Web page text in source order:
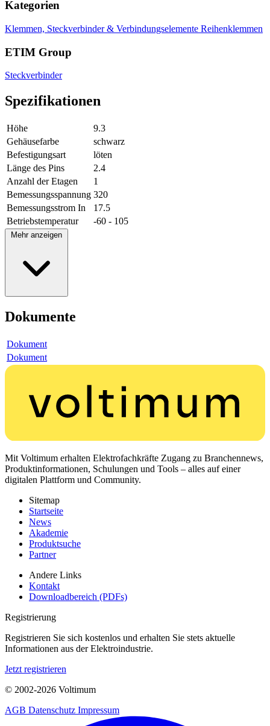
Kategorien
Klemmen, Steckverbinder & Verbindungselemente Reihenklemmen
ETIM Group
Steckverbinder
Spezifikationen
Höhe
9.3
Gehäusefarbe
schwarz
Befestigungsart
löten
Länge des Pins
2.4
Anzahl der Etagen
1
Bemessungsspannung 320
Bemessungsstrom In
17.5
Betriebstemperatur
-60 - 105
Mehr anzeigen
Dokumente
Dokument
Dokument
Mit Voltimum erhalten Elektrofachkräfte Zugang zu Branchennews,
Produktinformationen, Schulungen und Tools – alles auf einer
digitalen Plattform und Community.
Sitemap
Startseite
News
Akademie
Produktsuche
Partner
Andere Links
Kontakt
Downloadbereich (PDFs)
Registrierung
Registrieren Sie sich kostenlos und erhalten Sie stets aktuelle
Informationen aus der Elektroindustrie.
Jetzt registrieren
© 2002-2026 Voltimum
AGB Datenschutz Impressum